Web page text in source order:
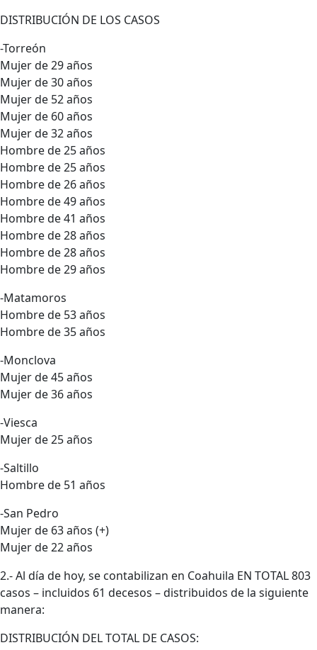
DISTRIBUCIÓN DE LOS CASOS
-Torreón
Mujer de 29 años
Mujer de 30 años
Mujer de 52 años
Mujer de 60 años
Mujer de 32 años
Hombre de 25 años
Hombre de 25 años
Hombre de 26 años
Hombre de 49 años
Hombre de 41 años
Hombre de 28 años
Hombre de 28 años
Hombre de 29 años
-Matamoros
Hombre de 53 años
Hombre de 35 años
-Monclova
Mujer de 45 años
Mujer de 36 años
-Viesca
Mujer de 25 años
-Saltillo
Hombre de 51 años
-San Pedro
Mujer de 63 años (+)
Mujer de 22 años
2.- Al día de hoy, se contabilizan en Coahuila EN TOTAL 803
casos – incluidos 61 decesos – distribuidos de la siguiente
manera:
DISTRIBUCIÓN DEL TOTAL DE CASOS: